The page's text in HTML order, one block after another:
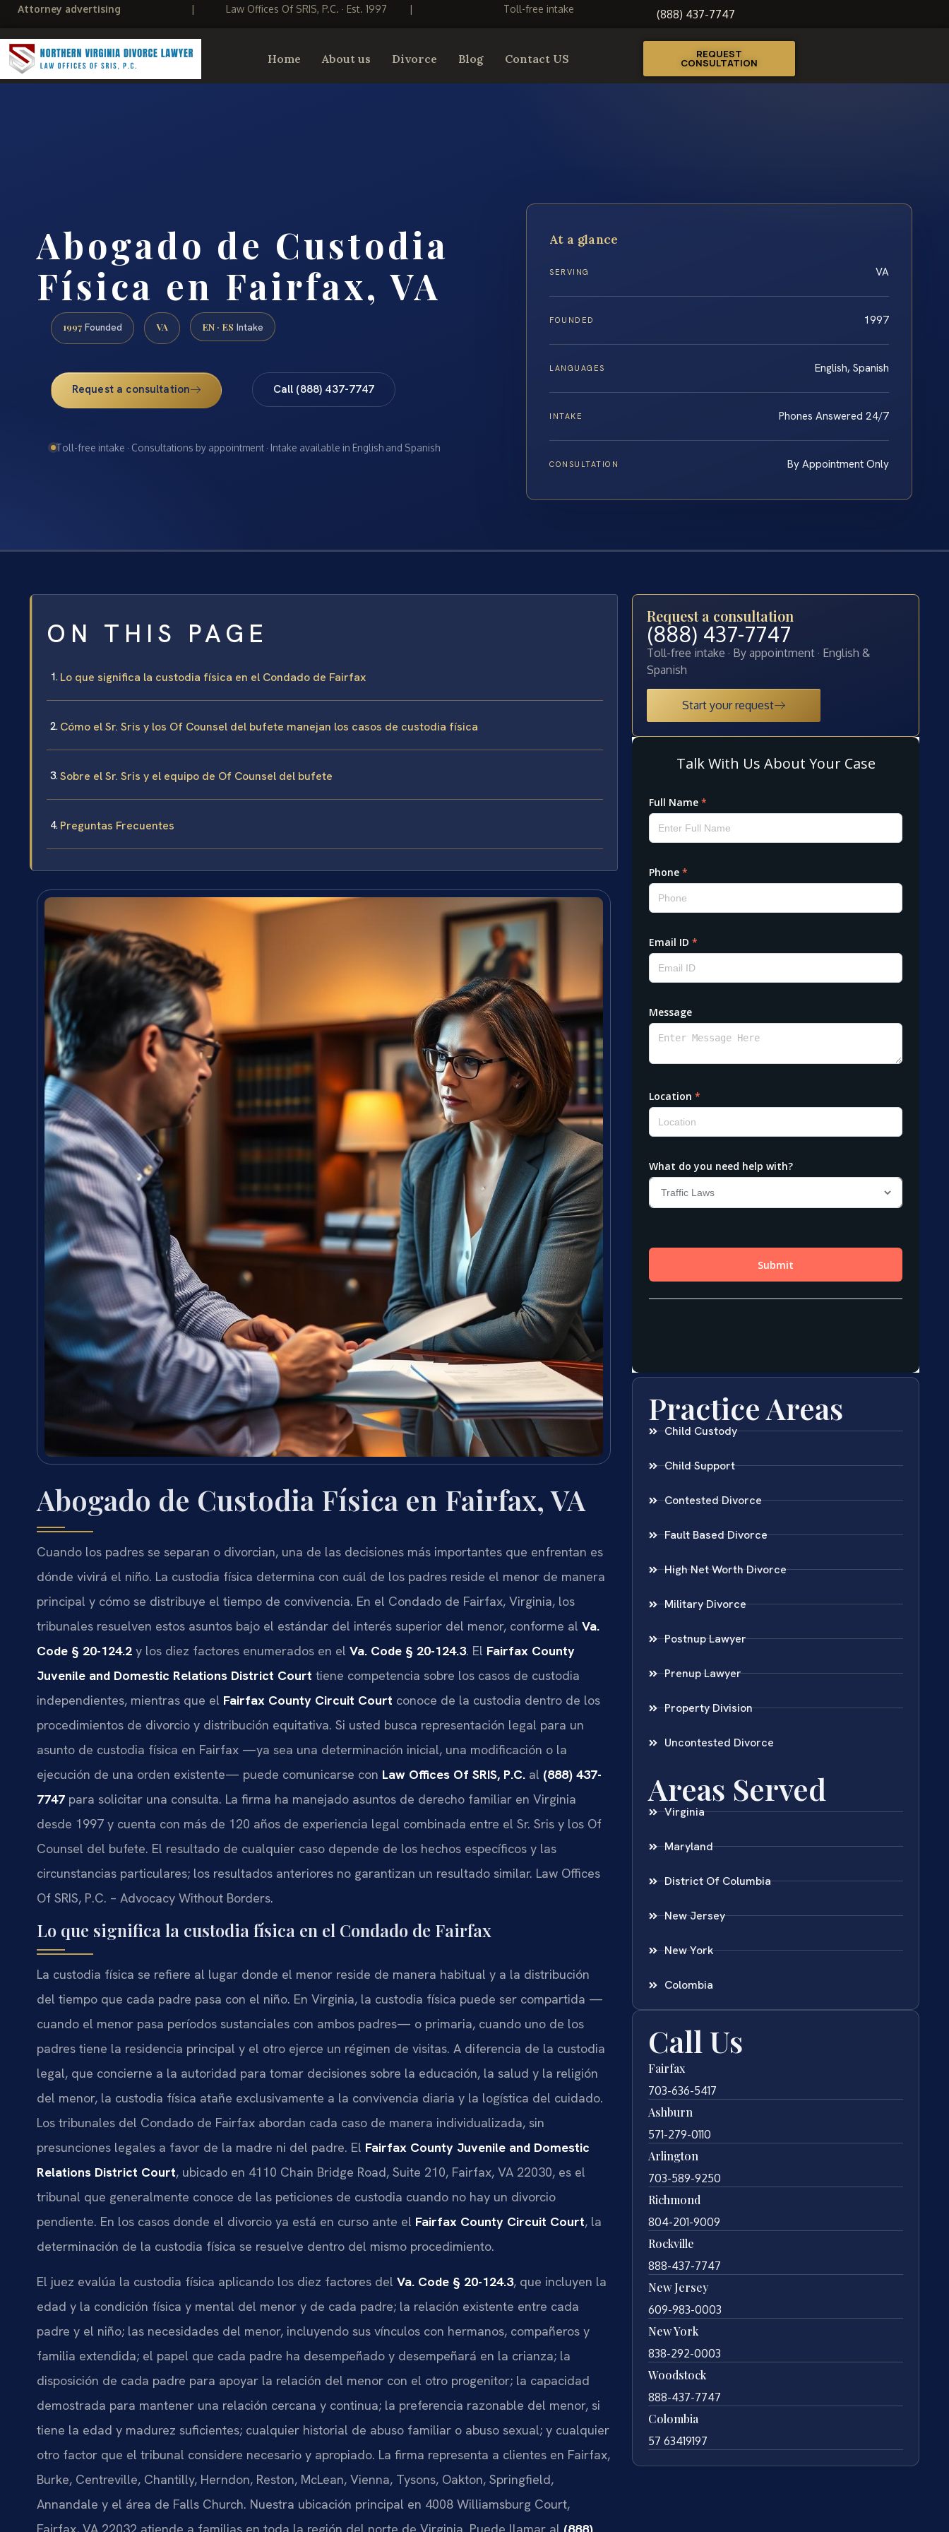
Attorney advertising | Law Offices Of SRIS, P.C. · Est. 1997 | Toll-free intake (888) 437-7747
Home About us Divorce Blog Contact US REQUEST
CONSULTATION
Abogado de Custodia
Física en Fairfax, VA
1997 Founded VA EN · ES Intake
Request a consultation Call (888) 437-7747
Toll-free intake · Consultations by appointment · Intake available in English and Spanish
At a glance
SERVING VA
FOUNDED 1997
LANGUAGES English, Spanish
INTAKE Phones Answered 24/7
CONSULTATION By Appointment Only
ON THIS PAGE
Lo que significa la custodia física en el Condado de Fairfax
Cómo el Sr. Sris y los Of Counsel del bufete manejan los casos de custodia física
Sobre el Sr. Sris y el equipo de Of Counsel del bufete
Preguntas Frecuentes
Abogado de Custodia Física en Fairfax, VA
Cuando los padres se separan o divorcian, una de las decisiones más importantes que enfrentan es
dónde vivirá el niño. La custodia física determina con cuál de los padres reside el menor de manera
principal y cómo se distribuye el tiempo de convivencia. En el Condado de Fairfax, Virginia, los
tribunales resuelven estos asuntos bajo el estándar del interés superior del menor, conforme al Va.
Code § 20-124.2 y los diez factores enumerados en el Va. Code § 20-124.3. El Fairfax County
Juvenile and Domestic Relations District Court tiene competencia sobre los casos de custodia
independientes, mientras que el Fairfax County Circuit Court conoce de la custodia dentro de los
procedimientos de divorcio y distribución equitativa. Si usted busca representación legal para un
asunto de custodia física en Fairfax —ya sea una determinación inicial, una modificación o la
ejecución de una orden existente— puede comunicarse con Law Offices Of SRIS, P.C. al (888) 437-
7747 para solicitar una consulta. La firma ha manejado asuntos de derecho familiar en Virginia
desde 1997 y cuenta con más de 120 años de experiencia legal combinada entre el Sr. Sris y los Of
Counsel del bufete. El resultado de cualquier caso depende de los hechos específicos y las
circunstancias particulares; los resultados anteriores no garantizan un resultado similar. Law Offices
Of SRIS, P.C. – Advocacy Without Borders.
Lo que significa la custodia física en el Condado de Fairfax
La custodia física se refiere al lugar donde el menor reside de manera habitual y a la distribución
del tiempo que cada padre pasa con el niño. En Virginia, la custodia física puede ser compartida —
cuando el menor pasa períodos sustanciales con ambos padres— o primaria, cuando uno de los
padres tiene la residencia principal y el otro ejerce un régimen de visitas. A diferencia de la custodia
legal, que concierne a la autoridad para tomar decisiones sobre la educación, la salud y la religión
del menor, la custodia física atañe exclusivamente a la convivencia diaria y la logística del cuidado.
Los tribunales del Condado de Fairfax abordan cada caso de manera individualizada, sin
presunciones legales a favor de la madre ni del padre. El Fairfax County Juvenile and Domestic
Relations District Court, ubicado en 4110 Chain Bridge Road, Suite 210, Fairfax, VA 22030, es el
tribunal que generalmente conoce de las peticiones de custodia cuando no hay un divorcio
pendiente. En los casos donde el divorcio ya está en curso ante el Fairfax County Circuit Court, la
determinación de la custodia física se resuelve dentro del mismo procedimiento.
El juez evalúa la custodia física aplicando los diez factores del Va. Code § 20-124.3, que incluyen la
edad y la condición física y mental del menor y de cada padre; la relación existente entre cada
padre y el niño; las necesidades del menor, incluyendo sus vínculos con hermanos, compañeros y
familia extendida; el papel que cada padre ha desempeñado y desempeñará en la crianza; la
disposición de cada padre para apoyar la relación del menor con el otro progenitor; la capacidad
demostrada para mantener una relación cercana y continua; la preferencia razonable del menor, si
tiene la edad y madurez suficientes; cualquier historial de abuso familiar o abuso sexual; y cualquier
otro factor que el tribunal considere necesario y apropiado. La firma representa a clientes en Fairfax,
Burke, Centreville, Chantilly, Herndon, Reston, McLean, Vienna, Tysons, Oakton, Springfield,
Annandale y el área de Falls Church. Nuestra ubicación principal en 4008 Williamsburg Court,
Fairfax, VA 22032 atiende a familias en toda la región del norte de Virginia. Puede llamar al (888)
Request a consultation
(888) 437-7747
Toll-free intake · By appointment · English &
Spanish
Start your request
Practice Areas
Child Custody
Child Support
Contested Divorce
Fault Based Divorce
High Net Worth Divorce
Military Divorce
Postnup Lawyer
Prenup Lawyer
Property Division
Uncontested Divorce
Areas Served
Virginia
Maryland
District Of Columbia
New Jersey
New York
Colombia
Call Us
Fairfax
703-636-5417
Ashburn
571-279-0110
Arlington
703-589-9250
Richmond
804-201-9009
Rockville
888-437-7747
New Jersey
609-983-0003
New York
838-292-0003
Woodstock
888-437-7747
Colombia
57 63419197